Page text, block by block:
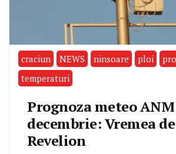
craciun NEWS ninsoare ploi
temperaturi
Prognoza meteo
decembrie: Vremea
Revelion